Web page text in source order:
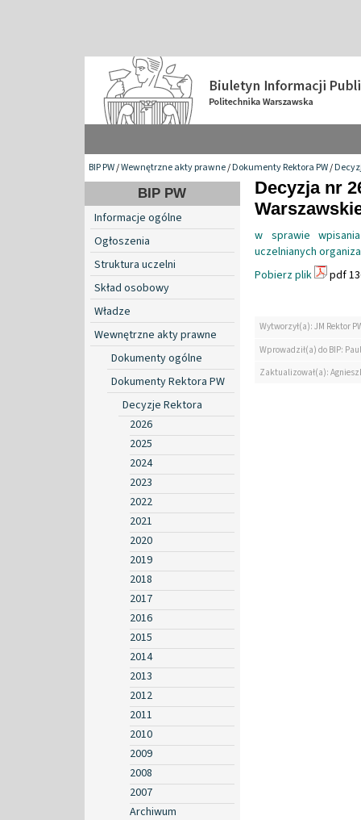
BIP PW/Wewnętrzne akty prawne/Dokumenty Rektora PW/
BIP PW
Informacje ogólne
Ogłoszenia
Struktura uczelni
Skład osobowy
Władze
Wewnętrzne akty prawne
Dokumenty ogólne
Dokumenty Rektora PW
Decyzje Rektora
2026
2025
2024
2023
2022
2021
2020
2019
2018
2017
2016
2015
2014
2013
2012
2011
2010
2009
2008
2007
Archiwum
Decyzja nr
w sprawie
uczelnianych
Pobierz plik
pdf
Wytworzył(a): JM Rektor
Wprowadził(a) do BIP:
Zaktualizował(a):